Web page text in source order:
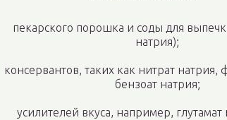
пекарского порошка и соды для
натрия);
консервантов, таких как нитрат натрия,
бензоат натрия;
усилителей вкуса, например, глутамат